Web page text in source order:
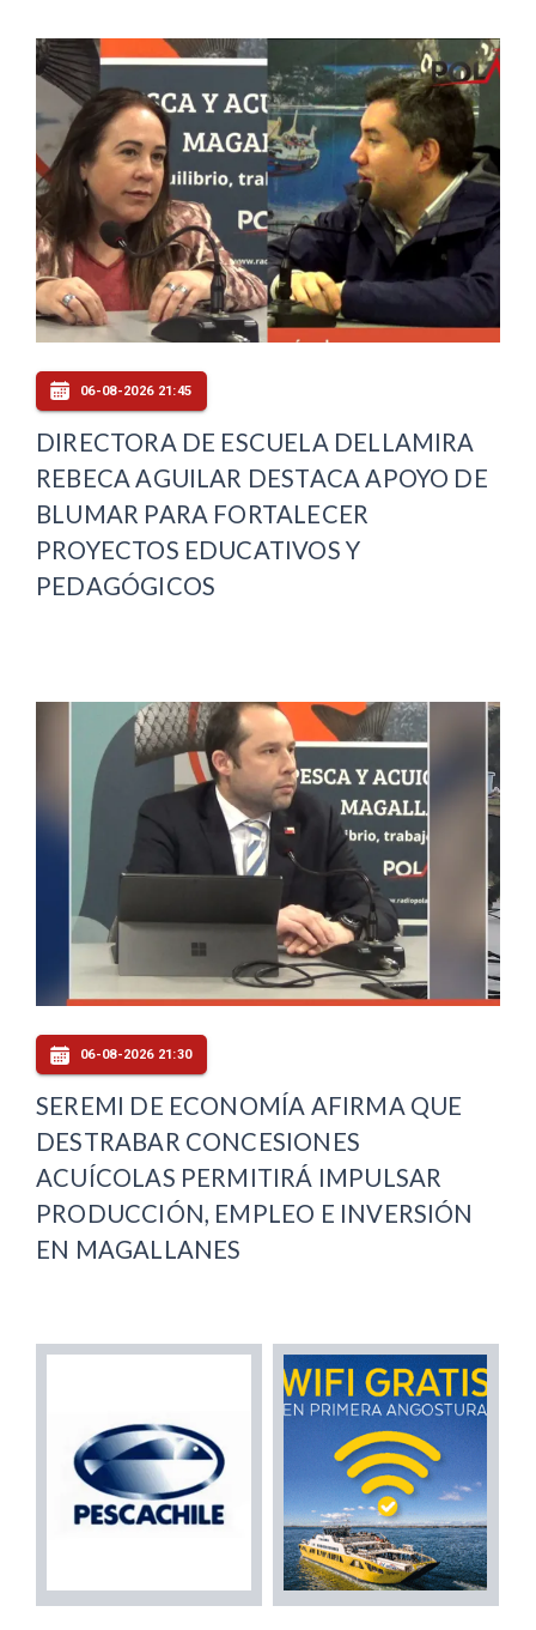
06-08-2026 21:45
DIRECTORA DE ESCUELA DELLAMIRA
REBECA AGUILAR DESTACA APOYO DE
BLUMAR PARA FORTALECER
PROYECTOS EDUCATIVOS Y
PEDAGÓGICOS
06-08-2026 21:30
SEREMI DE ECONOMÍA AFIRMA QUE
DESTRABAR CONCESIONES
ACUÍCOLAS PERMITIRÁ IMPULSAR
PRODUCCIÓN, EMPLEO E INVERSIÓN
EN MAGALLANES